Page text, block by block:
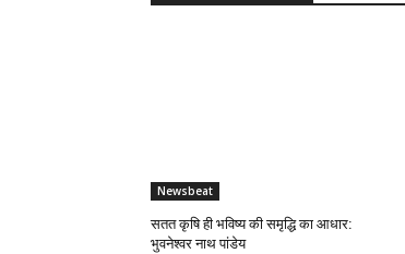
Newsbeat
सतत कृषि ही भविष्य की समृद्धि का आधार:
भुवनेश्वर नाथ पांडेय